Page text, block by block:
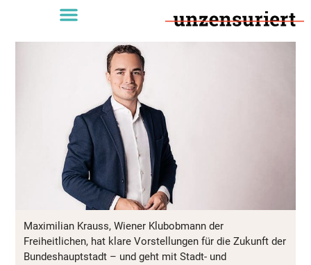
Maximilian Krauss, Wiener Klubobmann der
Freiheitlichen, hat klare Vorstellungen für die Zukunft der
Bundeshauptstadt – und geht mit Stadt- und